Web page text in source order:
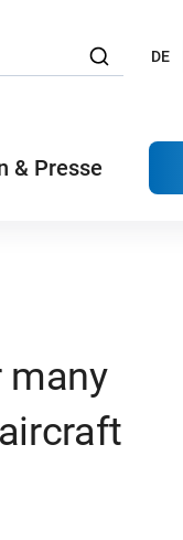
DE
& Presse
many